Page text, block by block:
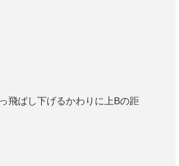
飛ばし下げるかわりに上Bの距